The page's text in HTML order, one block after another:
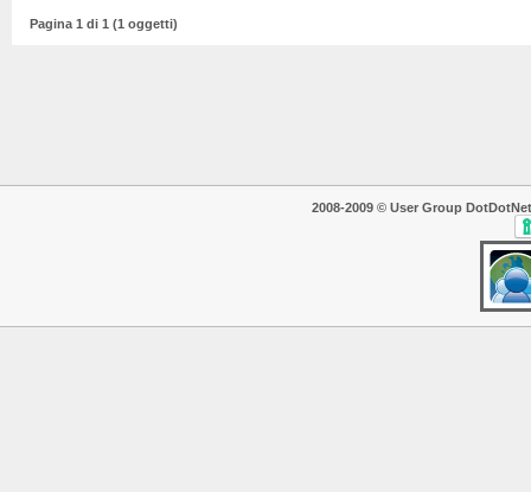
Pagina 1 di 1 (1 oggetti)
2008-2009 © User Group